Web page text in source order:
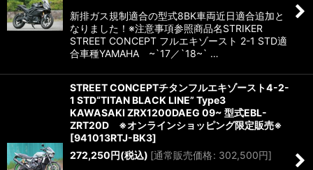
新排ガス規制適合の型式8BK車両近日適合追加と
なりました！※注意事項参照商品名STRIKER
STREET CONCEPT フルエキゾースト 2-1 STD適
合車種YAMAHA ~`17／`18~` …
STREET CONCEPTチタンフルエキゾースト4-2-
1 STD“TITAN BLACK LINE” Type3
KAWASAKI ZRX1200DAEG 09~ 型式EBL-
ZRT20D ※オンラインショッピング限定販売※
[941013RTJ-BK3]
272,250円(税込) [通常販売価格: 302,500円]